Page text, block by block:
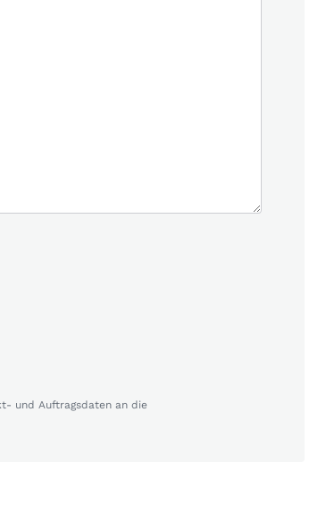
und Auftragsdaten an die